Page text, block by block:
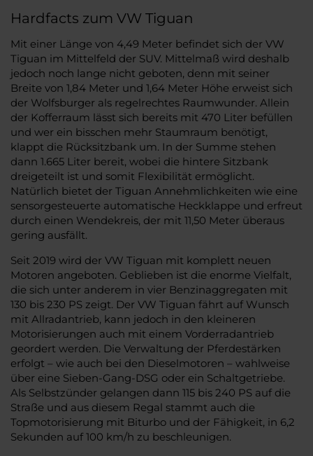
Hardfacts zum VW Tiguan
Mit einer Länge von 4,49 Meter befindet sich der VW
Tiguan im Mittelfeld der SUV. Mittelmaß wird deshalb
jedoch noch lange nicht geboten, denn mit seiner
Breite von 1,84 Meter und 1,64 Meter Höhe erweist sich
der Wolfsburger als regelrechtes Raumwunder. Allein
der Kofferraum lässt sich bereits mit 470 Liter befüllen
und wer ein bisschen mehr Staumraum benötigt,
klappt die Rücksitzbank um. In der Summe stehen
dann 1.665 Liter bereit, wobei die hintere Sitzbank
dreigeteilt ist und somit Flexibilität ermöglicht.
Natürlich bietet der Tiguan Annehmlichkeiten wie eine
sensorgesteuerte automatische Heckklappe und erfreut
durch einen Wendekreis, der mit 11,50 Meter überaus
gering ausfällt.
Seit 2019 wird der VW Tiguan mit komplett neuen
Motoren angeboten. Geblieben ist die enorme Vielfalt,
die sich unter anderem in vier Benzinaggregaten mit
130 bis 230 PS zeigt. Der VW Tiguan fährt auf Wunsch
mit Allradantrieb, kann jedoch in den kleineren
Motorisierungen auch mit einem Vorderradantrieb
geordert werden. Die Verwaltung der Pferdestärken
erfolgt – wie auch bei den Dieselmotoren – wahlweise
über eine Sieben-Gang-DSG oder ein Schaltgetriebe.
Als Selbstzünder gelangen dann 115 bis 240 PS auf die
Straße und aus diesem Regal stammt auch die
Topmotorisierung mit Biturbo und der Fähigkeit, in 6,2
Sekunden auf 100 km/h zu beschleunigen.